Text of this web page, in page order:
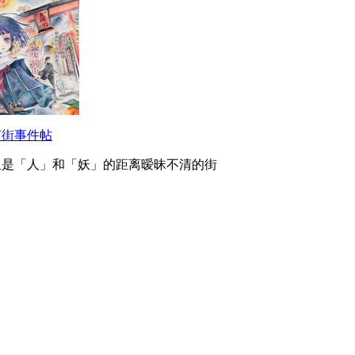
事件帖
「人」和「妖」的距离暧昧不清的街